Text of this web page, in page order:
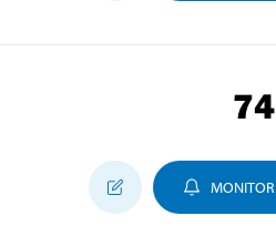
74
MONITOR